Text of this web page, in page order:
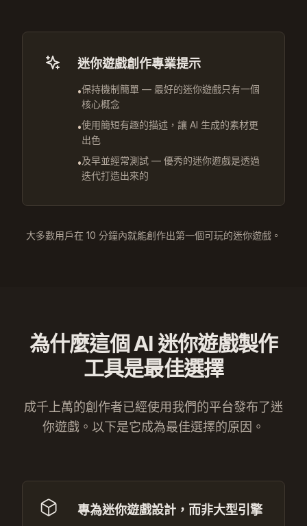
迷你遊戲創作專業提示
•保持機制簡單 — 最好的迷你遊戲只有一個
核心概念
•使用簡短有趣的描述，讓 AI 生成的素材更
出色
•及早並經常測試 — 優秀的迷你遊戲是透過
迭代打造出來的
大多數用戶在 10 分鐘內就能創作出第一個可玩的迷你遊戲。
為什麼這個 AI 迷你遊戲製作
工具是最佳選擇
成千上萬的創作者已經使用我們的平台發布了迷
你遊戲。以下是它成為最佳選擇的原因。
專為迷你遊戲設計，而非大型引擎